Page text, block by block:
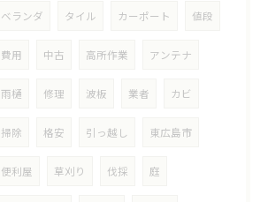
ベランダ タイル カーポート 値段
費用 中古 高所作業 アンテナ
雨樋 修理 波板 業者 カビ
掃除 格安 引っ越し 東広島市
便利屋 草刈り 伐採 庭